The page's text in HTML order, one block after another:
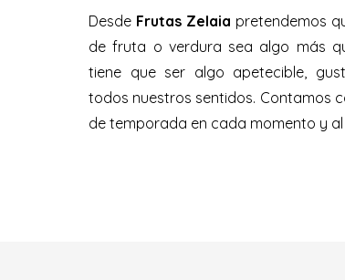
Desde Frutas Zelaia pretendemos
de fruta o verdura sea algo más
tiene que ser algo apetecible,
todos nuestros sentidos. Contamos
de temporada en cada momento y